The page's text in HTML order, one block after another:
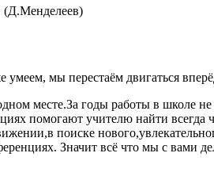
(Д.Менделеев)
умеем, мы перестаём двигаться
месте.За годы работы в школе
помогают учителю найти
поиске
Значит всё что мы с вами